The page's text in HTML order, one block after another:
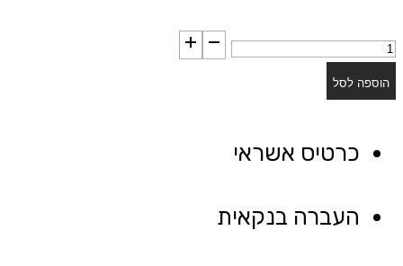
כמות
של
דגם
הוספה לסל
כרטיס אשראי
העברה בנקאית